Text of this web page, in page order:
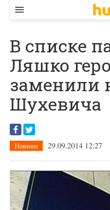
ЕКОНОМІКА
БІЗНЕС
СТАРТЕР
КОНТАКТИ
В списке
Ляшко
заменили
Шухевича
Новини 29.09.2014 12:27